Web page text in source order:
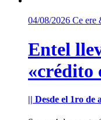
04/08/2026 Ce ere
Entel
«crédito
|| Desde el 1ro de